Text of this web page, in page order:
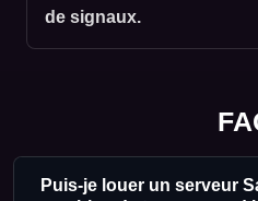
de signaux.
Puis-je louer un serveur